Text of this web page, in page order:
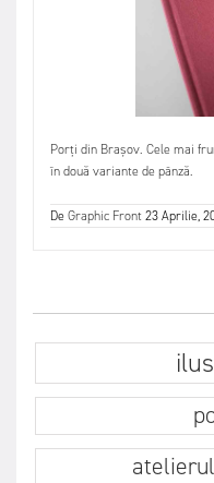
Porți din Brașov. Cele mai
în două variante de pânză.
DeGraphic Front23 Aprilie,